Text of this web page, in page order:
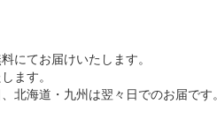
にてお届けいたします。
ます。
北海道・九州は翌々日でのお届です。